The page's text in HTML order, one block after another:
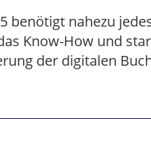
benötigt nahezu
Know-How und
der digitalen